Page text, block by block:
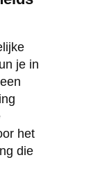
je in
het
die